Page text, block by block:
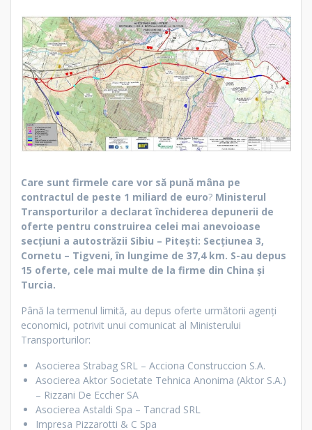
Care sunt firmele care vor să pună mâna pe
contractul de peste 1 miliard de euro? Ministerul
Transporturilor a declarat închiderea depunerii de
oferte pentru construirea celei mai anevoioase
secțiuni a autostrăzii Sibiu – Pitești: Secțiunea 3,
Cornetu – Tigveni, în lungime de 37,4 km. S-au depus
15 oferte, cele mai multe de la firme din China și
Turcia.
Până la termenul limită, au depus oferte următorii agenți
economici, potrivit unui comunicat al Ministerului
Transporturilor:
Asocierea Strabag SRL – Acciona Construccion S.A.
Asocierea Aktor Societate Tehnica Anonima (Aktor S.A.)
– Rizzani De Eccher SA
Asocierea Astaldi Spa – Tancrad SRL
Impresa Pizzarotti & C Spa